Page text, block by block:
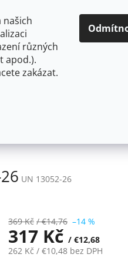
našich
různých
apod.).
zakázat.
HLEDAT
UN 13052-26
369 Kč / €14,76 –14 %
317 Kč / €12,68
262 Kč / €10,48 bez DPH